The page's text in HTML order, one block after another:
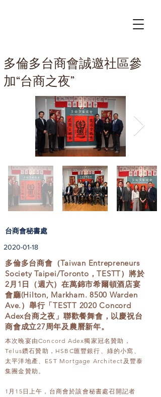
多倫多台商會誠邀社區參
加“台商之夜”
台商會秘書處
2020-01-18
多倫多台商會（Taiwan Entrepreneurs
Society Taipei/Toronto，TESTT）將於
2月1日（週六）在萬錦市希爾頓酒店宴
會廳(Hilton, Markham. 8500 Warden
Ave.）舉行「TESTT 2020 Concord
Adex台商之夜」聯歡餐舞會，以慶祝台
商會成立27周年及農曆新年。
本次晚宴由Concord Adex獨家冠名贊助，
Telus鑽石贊助，HSBC匯豐銀行、綠的小窩、
太平洋地產、EST Mortgage Architect及豐泰
集團金贊助。
1月15日上午，台商會於該會秘書處召開記者